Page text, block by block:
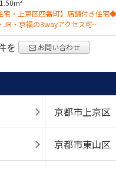
宅・上京区四番町】店舗付き住宅
・京福の3wayアクセス可…
を お問い合わせ
京都市上京区
京都市東山区